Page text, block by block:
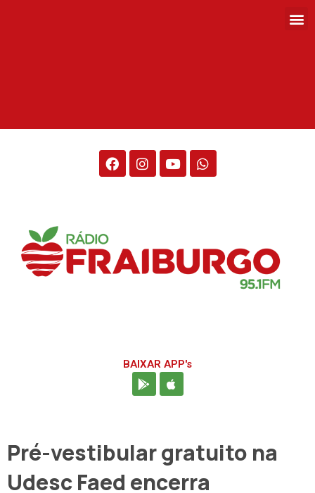
BAIXAR APP's
Pré-vestibular gratuito na
Udesc Faed encerra